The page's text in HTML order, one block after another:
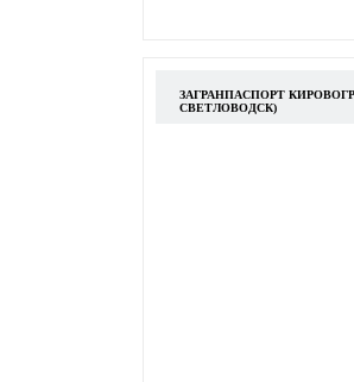
ЗАГРАНПАСПОРТ
СВЕТЛОВОДСК)